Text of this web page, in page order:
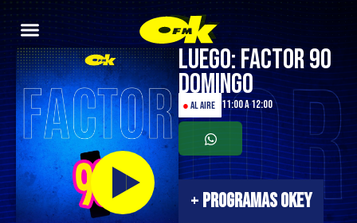
Luego: Factor 90
Domingo
●AL AIRE 11:00 a 12:00
+PROGRAMAS OKEY